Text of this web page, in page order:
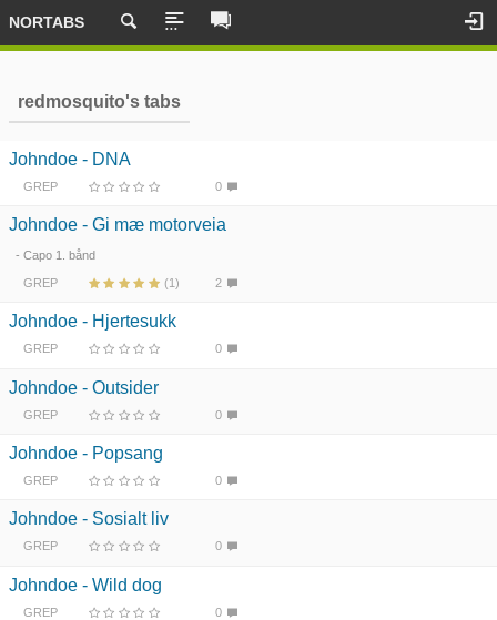
NORTABS
redmosquito's tabs
Johndoe - DNA
GREP 0
Johndoe - Gi mæ motorveia
- Capo 1. bånd
GREP (1) 2
Johndoe - Hjertesukk
GREP 0
Johndoe - Outsider
GREP 0
Johndoe - Popsang
GREP 0
Johndoe - Sosialt liv
GREP 0
Johndoe - Wild dog
GREP 0